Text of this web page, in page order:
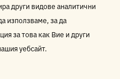
други видове аналитични
използваме, за да
за това как Вие и други
уебсайт.